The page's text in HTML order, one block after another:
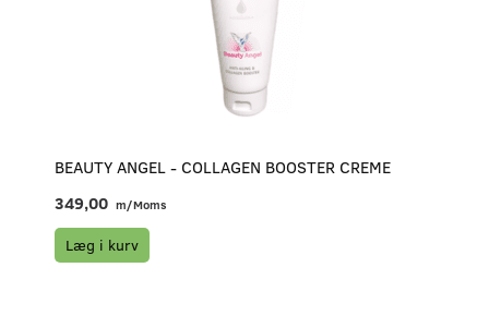
BEAUTY ANGEL - COLLAGEN BOOSTER CREME
349,00 m/Moms
Læg i kurv